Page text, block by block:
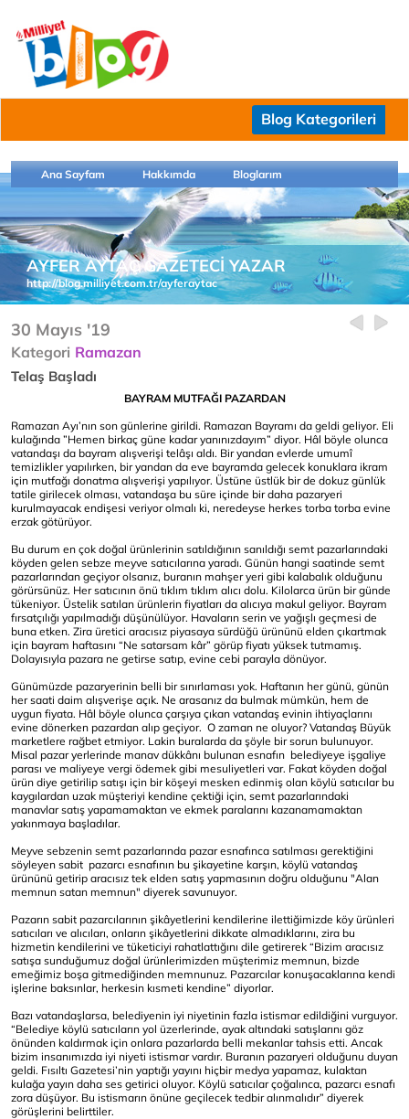
Blog Kategorileri
Ana Sayfam Hakkımda Bloglarım
AYFER AYTAÇ GAZETECİ YAZAR
http://blog.milliyet.com.tr/ayferaytac
30 Mayıs '19
Kategori Ramazan
Telaş Başladı
BAYRAM MUTFAĞI PAZARDAN
Ramazan Ayı’nın son günlerine girildi. Ramazan Bayramı da geldi geliyor. Eli
kulağında ”Hemen birkaç güne kadar yanınızdayım” diyor. Hâl böyle olunca
vatandaşı da bayram alışverişi telâşı aldı. Bir yandan evlerde umumî
temizlikler yapılırken, bir yandan da eve bayramda gelecek konuklara ikram
için mutfağı donatma alışverişi yapılıyor. Üstüne üstlük bir de dokuz günlük
tatile girilecek olması, vatandaşa bu süre içinde bir daha pazaryeri
kurulmayacak endişesi veriyor olmalı ki, neredeyse herkes torba torba evine
erzak götürüyor.
Bu durum en çok doğal ürünlerinin satıldığının sanıldığı semt pazarlarındaki
köyden gelen sebze meyve satıcılarına yaradı. Günün hangi saatinde semt
pazarlarından geçiyor olsanız, buranın mahşer yeri gibi kalabalık olduğunu
görürsünüz. Her satıcının önü tıklım tıklım alıcı dolu. Kilolarca ürün bir günde
tükeniyor. Üstelik satılan ürünlerin fiyatları da alıcıya makul geliyor. Bayram
fırsatçılığı yapılmadığı düşünülüyor. Havaların serin ve yağışlı geçmesi de
buna etken. Zira üretici aracısız piyasaya sürdüğü ürününü elden çıkartmak
için bayram haftasını “Ne satarsam kâr” görüp fiyatı yüksek tutmamış.
Dolayısıyla pazara ne getirse satıp, evine cebi parayla dönüyor.
Günümüzde pazaryerinin belli bir sınırlaması yok. Haftanın her günü, günün
her saati daim alışverişe açık. Ne arasanız da bulmak mümkün, hem de
uygun fiyata. Hâl böyle olunca çarşıya çıkan vatandaş evinin ihtiyaçlarını
evine dönerken pazardan alıp geçiyor. O zaman ne oluyor? Vatandaş Büyük
marketlere rağbet etmiyor. Lakin buralarda da şöyle bir sorun bulunuyor.
Misal pazar yerlerinde manav dükkânı bulunan esnafın belediyeye işgaliye
parası ve maliyeye vergi ödemek gibi mesuliyetleri var. Fakat köyden doğal
ürün diye getirilip satışı için bir köşeyi mesken edinmiş olan köylü satıcılar bu
kaygılardan uzak müşteriyi kendine çektiği için, semt pazarlarındaki
manavlar satış yapamamaktan ve ekmek paralarını kazanamamaktan
yakınmaya başladılar.
Meyve sebzenin semt pazarlarında pazar esnafınca satılması gerektiğini
söyleyen sabit pazarcı esnafının bu şikayetine karşın, köylü vatandaş
ürününü getirip aracısız tek elden satış yapmasının doğru olduğunu "Alan
memnun satan memnun" diyerek savunuyor.
Pazarın sabit pazarcılarının şikâyetlerini kendilerine ilettiğimizde köy ürünleri
satıcıları ve alıcıları, onların şikâyetlerini dikkate almadıklarını, zira bu
hizmetin kendilerini ve tüketiciyi rahatlattığını dile getirerek “Bizim aracısız
satışa sunduğumuz doğal ürünlerimizden müşterimiz memnun, bizde
emeğimiz boşa gitmediğinden memnunuz. Pazarcılar konuşacaklarına kendi
işlerine baksınlar, herkesin kısmeti kendine” diyorlar.
Bazı vatandaşlarsa, belediyenin iyi niyetinin fazla istismar edildiğini vurguyor.
“Belediye köylü satıcıların yol üzerlerinde, ayak altındaki satışlarını göz
önünden kaldırmak için onlara pazarlarda belli mekanlar tahsis etti. Ancak
bizim insanımızda iyi niyeti istismar vardır. Buranın pazaryeri olduğunu duyan
geldi. Fısıltı Gazetesi’nin yaptığı yayını hiçbir medya yapamaz, kulaktan
kulağa yayın daha ses getirici oluyor. Köylü satıcılar çoğalınca, pazarcı esnafı
zora düşüyor. Bu istismarın önüne geçilecek tedbir alınmalıdır” diyerek
görüşlerini belirttiler.